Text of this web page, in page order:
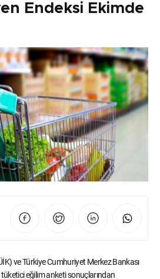
Endeksi Ekimde
ve Türkiye Cumhuriyet Merkez Bankası
eğilim anketi sonuçlarından